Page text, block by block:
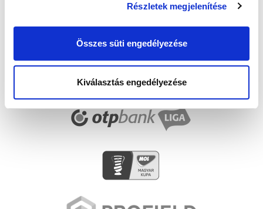
Részletek megjelenítése
Összes süti engedélyezése
Kiválasztás engedélyezése